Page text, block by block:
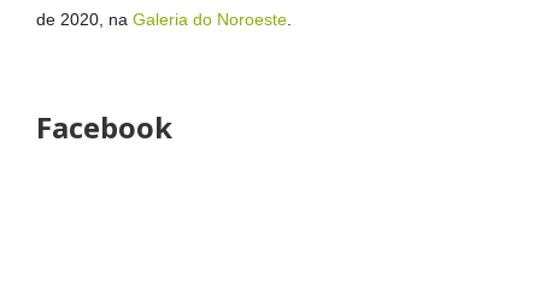
de 2020, na Galeria do Noroeste
Facebook